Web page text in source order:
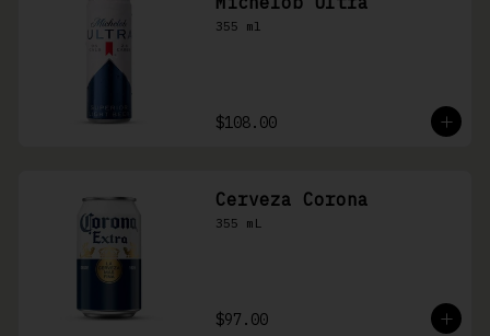
355 ml
$108.00
Cerveza Corona
355 mL
$97.00